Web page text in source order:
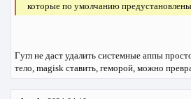
которые по умолчанию
Гугл не даст удалить системные аппы
тело, magisk ставить, геморой, можно